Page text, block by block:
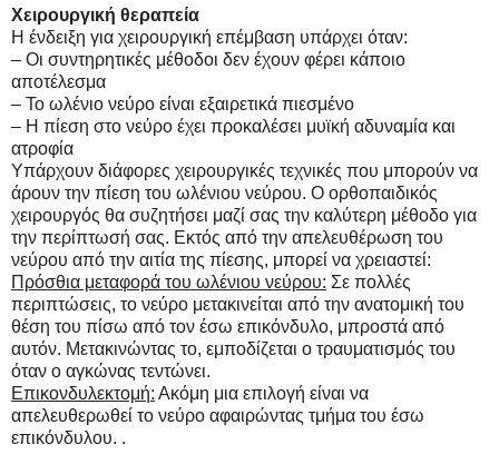
Χειρουργική θεραπεία
Η ένδειξη για χειρουργική επέμβαση υπάρχει όταν:
– Οι συντηρητικές μέθοδοι δεν έχουν φέρει κάποιο
αποτέλεσμα
– Το ωλένιο νεύρο είναι εξαιρετικά πιεσμένο
– Η πίεση στο νεύρο έχει προκαλέσει μυϊκή αδυναμία και
ατροφία
Υπάρχουν διάφορες χειρουργικές τεχνικές που μπορούν να
άρουν την πίεση του ωλένιου νεύρου. Ο ορθοπαιδικός
χειρουργός θα συζητήσει μαζί σας την καλύτερη μέθοδο για
την περίπτωσή σας. Εκτός από την απελευθέρωση του
νεύρου από την αιτία της πίεσης, μπορεί να χρειαστεί:
Πρόσθια μεταφορά του ωλένιου νεύρου: Σε πολλές
περιπτώσεις, το νεύρο μετακινείται από την ανατομική του
θέση του πίσω από τον έσω επικόνδυλο, μπροστά από
αυτόν. Μετακινώντας το, εμποδίζεται ο τραυματισμός του
όταν ο αγκώνας τεντώνει.
Επικονδυλεκτομή: Ακόμη μια επιλογή είναι να
απελευθερωθεί το νεύρο αφαιρώντας τμήμα του έσω
επικόνδυλου. .